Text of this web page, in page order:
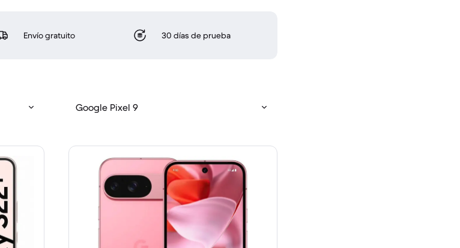
Envío gratuito 30 días de prueba
Google Pixel 9